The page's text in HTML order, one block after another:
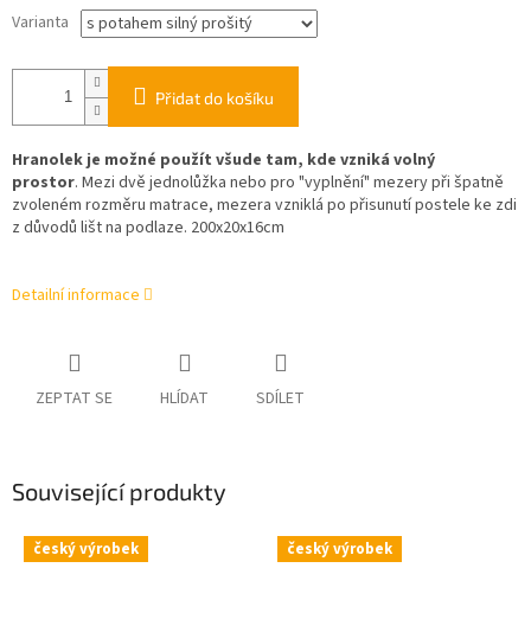
Varianta
Přidat do košíku
Hranolek je možné použít všude tam, kde vzniká volný
prostor. Mezi dvě jednolůžka nebo pro "vyplnění" mezery při špatně
zvoleném rozměru matrace, mezera vzniklá po přisunutí postele ke zdi
z důvodů lišt na podlaze. 200x20x16cm
Detailní informace
ZEPTAT SE HLÍDAT SDÍLET
Související produkty
český výrobek český výrobek